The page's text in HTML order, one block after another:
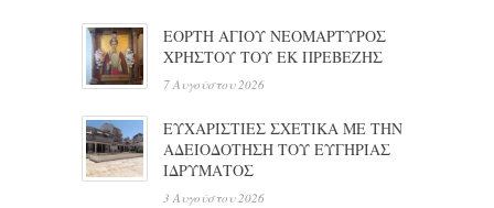
ΕΟΡΤΗ ΑΓΙΟΥ ΝΕΟΜΑΡΤΥΡΟΣ
ΧΡΗΣΤΟΥ ΤΟΥ ΕΚ ΠΡΕΒΕΖΗΣ
7 Αυγούστου 2026
ΕΥΧΑΡΙΣΤΙΕΣ ΣΧΕΤΙΚΑ ΜΕ ΤΗΝ
ΑΔΕΙΟΔΟΤΗΣΗ ΤΟΥ ΕΥΓΗΡΙΑΣ
ΙΔΡΥΜΑΤΟΣ
3 Αυγούστου 2026